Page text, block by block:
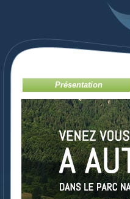
Présentation